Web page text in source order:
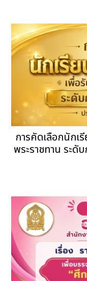
การคัดเลือกนักเ
พระราชทาน ระดั